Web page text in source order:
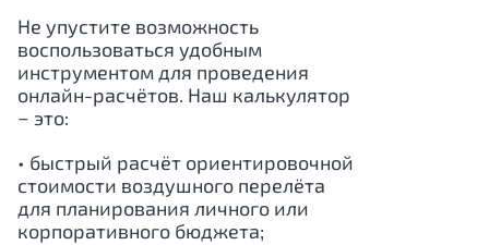
Не упустите возможность
воспользоваться удобным
инструментом для проведения
онлайн-расчётов. Наш калькулятор
− это:
• быстрый расчёт ориентировочной
стоимости воздушного перелёта
для планирования личного или
корпоративного бюджета;